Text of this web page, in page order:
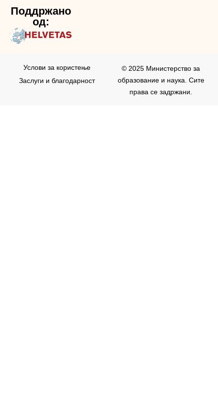
Поддржано
од:
© 2025 Министерство за
образование и наука. Сите
права се задржани.
Услови за користењe
Заслуги и благодарност